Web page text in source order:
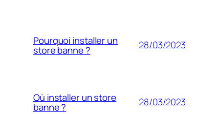
Pourquoi installer un
store banne ? 28/03/2023
Où installer un store
banne ? 28/03/2023